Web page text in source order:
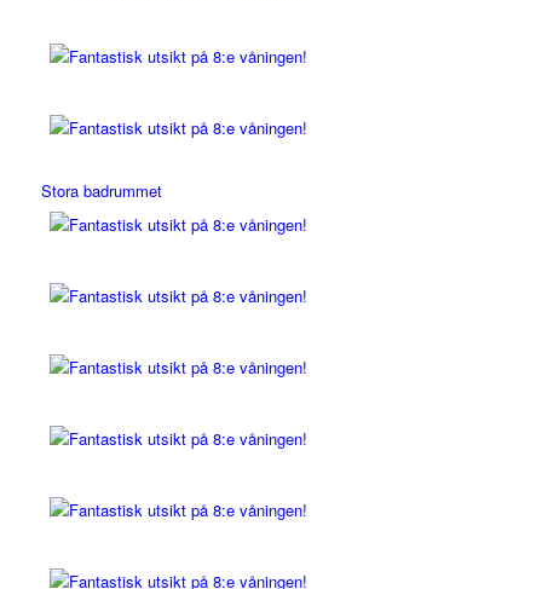
Stora badrummet